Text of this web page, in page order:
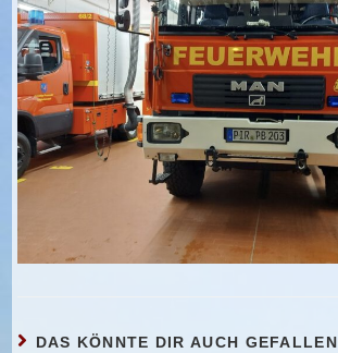
DAS KÖNNTE DIR AUCH GEFALLEN